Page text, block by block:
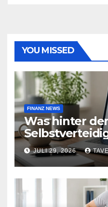
YOU MISSED
FINANZ NEWS
Was hinter
Maga steckt
JULI 29, 2026